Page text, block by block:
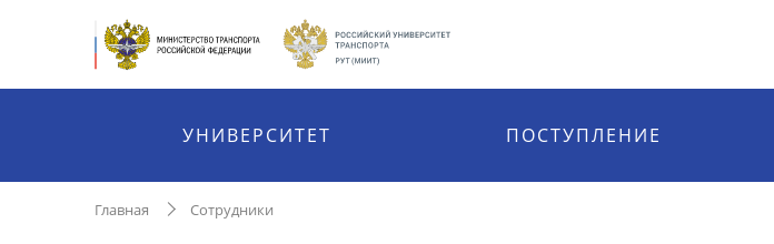
УНИВЕРСИТЕТ ПОСТУПЛЕНИЕ
Главная Сотрудники